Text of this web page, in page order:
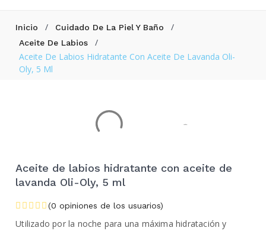
Inicio / Cuidado De La Piel Y Baño /
Aceite De Labios
/
Aceite De Labios Hidratante Con Aceite De Lavanda Oli-
Oly, 5 Ml
Aceite de labios hidratante con aceite de
lavanda Oli-Oly, 5 ml
(0 opiniones de los usuarios)
Utilizado por la noche para una máxima hidratación y